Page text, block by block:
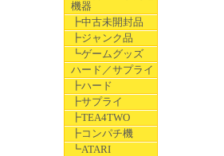
機器
┣中古未開封品
┣ジャンク品
┗ゲームグッズ
ハード／サプライ
┣ハード
┣サプライ
┣TEA4TWO
┣コンパチ機
┗ATARI